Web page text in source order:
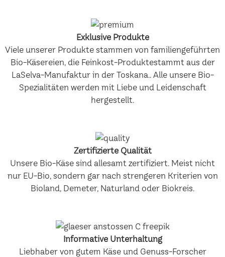
Exklusive Produkte
Viele unserer Produkte stammen von familiengeführten
Bio-Käsereien, die Feinkost-Produktestammt aus der
LaSelva-Manufaktur in der Toskana.. Alle unsere Bio-
Spezialitäten werden mit Liebe und Leidenschaft
hergestellt.
Zertifizierte Qualität
Unsere Bio-Käse sind allesamt zertifiziert. Meist nicht
nur EU-Bio, sondern gar nach strengeren Kriterien von
Bioland, Demeter, Naturland oder Biokreis.
Informative Unterhaltung
Liebhaber von gutem Käse und Genuss-Forscher